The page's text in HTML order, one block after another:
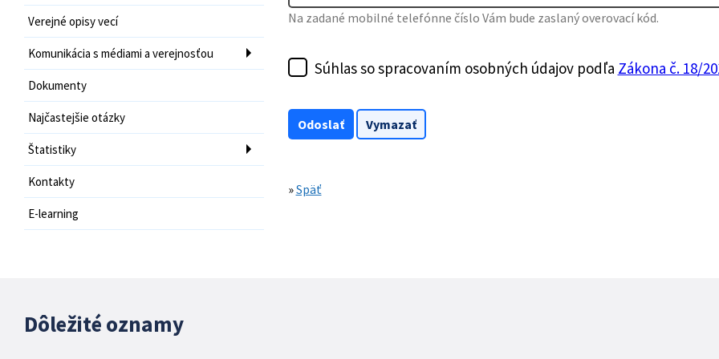
Verejné opisy vecí
Komunikácia s médiami a verejnosťou
Dokumenty
Najčastejšie otázky
Štatistiky
Kontakty
E-learning
Na zadané mobilné telefónne číslo Vám bude zaslaný overovací kód.
Súhlas so spracovaním osobných údajov podľa Zákona č. 18/
»Späť
Dôležité oznamy